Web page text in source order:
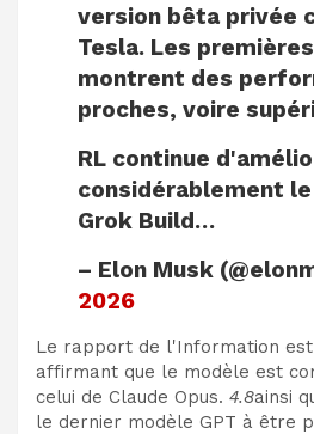
version bêta privée
Tesla. Les
montrent des
proches, voire
RL continue
considérablement
Grok Build…
– Elon Musk
2026
Le rapport de l'Information
affirmant que le modèle est
celui de Claude Opus. 4.8ainsi
le dernier modèle GPT à être